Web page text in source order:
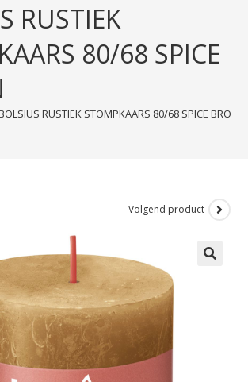
RUSTIEK
80/68 SPICE
RUSTIEK STOMPKAARS 80/68 SPICE BROWN
Volgend product